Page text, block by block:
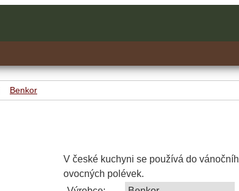
Benkor
V české kuchyni se používá do
ovocných polévek.